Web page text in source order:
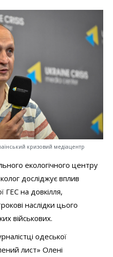
кризовий медіацентр
екологічного центру
досліджує вплив
ГЕС на довкілля,
наслідки цього
військових.
одеської
лист» Олені